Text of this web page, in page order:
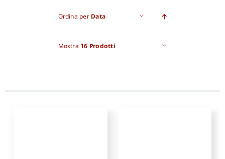
Ordina per Data
Mostra 16 Prodotti